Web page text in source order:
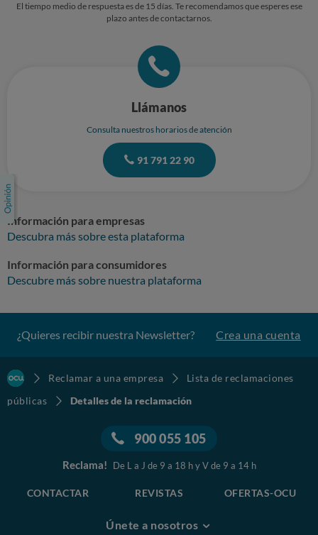
El tiempo medio de respuesta es de 15 días. Te recomendamos que esperes ese
plazo antes de contactarnos.
Llámanos
Consulta nuestros horarios de atención
91 791 22 90
Información para empresas
Descubra más sobre esta plataforma
Información para consumidores
Descubre más sobre nuestra plataforma
¿Quieres recibir nuestra Newsletter? Crea una cuenta
Reclamar a una empresa
Lista de reclamaciones
públicas
Detalles de la reclamación
900 055 105
Reclama! De L a J de 9 a 18 h y V de 9 a 14 h
CONTACTAR REVISTAS OFERTAS-OCU
Únete a nosotros